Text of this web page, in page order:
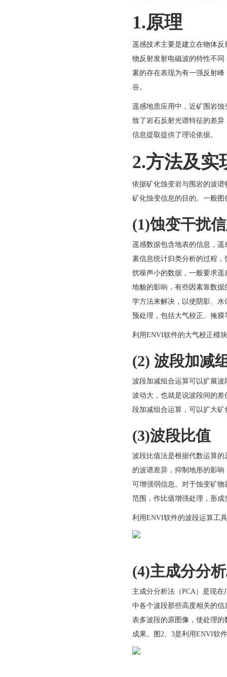
1.原理
遥感技术主要是建立在物体
物反射发射电磁波的特性不
素的存在表现为有一强反射
谷。
遥感地质应用中，近矿围岩
致了岩石反射光谱特征的差
信息提取提供了理论依据。
2.方法及实
依据矿化蚀变岩与围岩的波
矿化蚀变信息的目的。一般
(1)蚀变干扰
遥感数据包含地表的信息，
素信息统计归类分析的过程
扰噪声小的数据，一般要求
地貌的影响，有些因素靠数
学方法来解决，以使阴影、
预处理，包括大气校正、掩膜
利用ENVI软件的大气校正模
(2) 波段加减
波段加减组合运算可以扩展
波动大，也就是说波段间的
段加减组合运算，可以扩大
(3)波段比值
波段比值法是根据代数运算
的波谱差异，抑制地形的影
可增强弱信息。对于蚀变矿
范围，作比值增强处理，形
利用ENVI软件的波段运算工
(4)主成分分析
主成分分析法（PCA）是现
中各个波段那些高度相关的
表多波段的原图像，使处理
成果。图2、3是利用ENVI软